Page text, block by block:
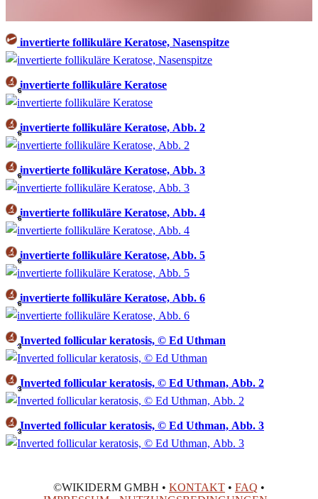
invertierte follikuläre Keratose, Nasenspitze
6invertierte follikuläre Keratose
6invertierte follikuläre Keratose, Abb. 2
6invertierte follikuläre Keratose, Abb. 3
6invertierte follikuläre Keratose, Abb. 4
6invertierte follikuläre Keratose, Abb. 5
6invertierte follikuläre Keratose, Abb. 6
3Inverted follicular keratosis, © Ed Uthman
3Inverted follicular keratosis, © Ed Uthman, Abb. 2
3Inverted follicular keratosis, © Ed Uthman, Abb. 3
©WIKIDERM GMBH • KONTAKT • FAQ •